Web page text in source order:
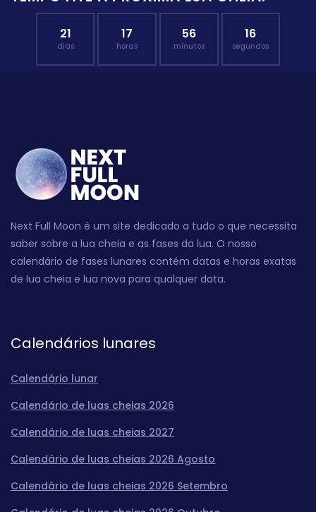
21
dias
17
horas
56
minutos
16
segundos
Next Full Moon é um site dedicado a tudo o que necessita
saber sobre a lua cheia e as fases da lua. O nosso
calendário de fases lunares contém datas e horas exatas
de lua cheia e lua nova para qualquer data.
Calendários lunares
Calendário lunar
Calendário de luas cheias 2026
Calendário de luas cheias 2027
Calendário de luas cheias 2026 Agosto
Calendário de luas cheias 2026 Setembro